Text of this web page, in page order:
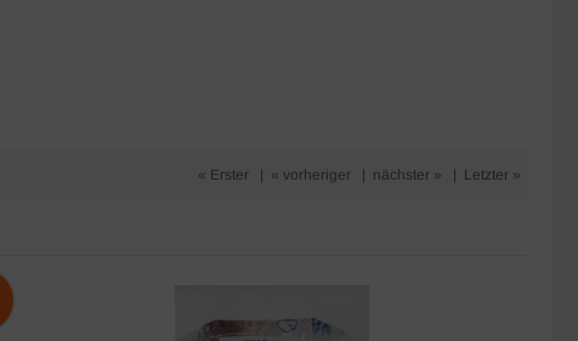
« Erster « vorheriger nächster » Letzter »